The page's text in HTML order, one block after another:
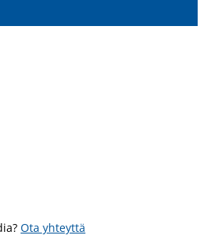
Ota yhteyttä